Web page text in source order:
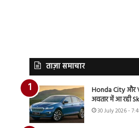
ताज़ा समाचार
Honda City और
अवतार में आ रही
30 July 2026 -